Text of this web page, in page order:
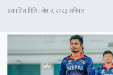
प्रकाशित मिति : जेष्ठ २, २०८३ शनिबार